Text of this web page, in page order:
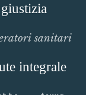
giustizia
sanitari
integrale